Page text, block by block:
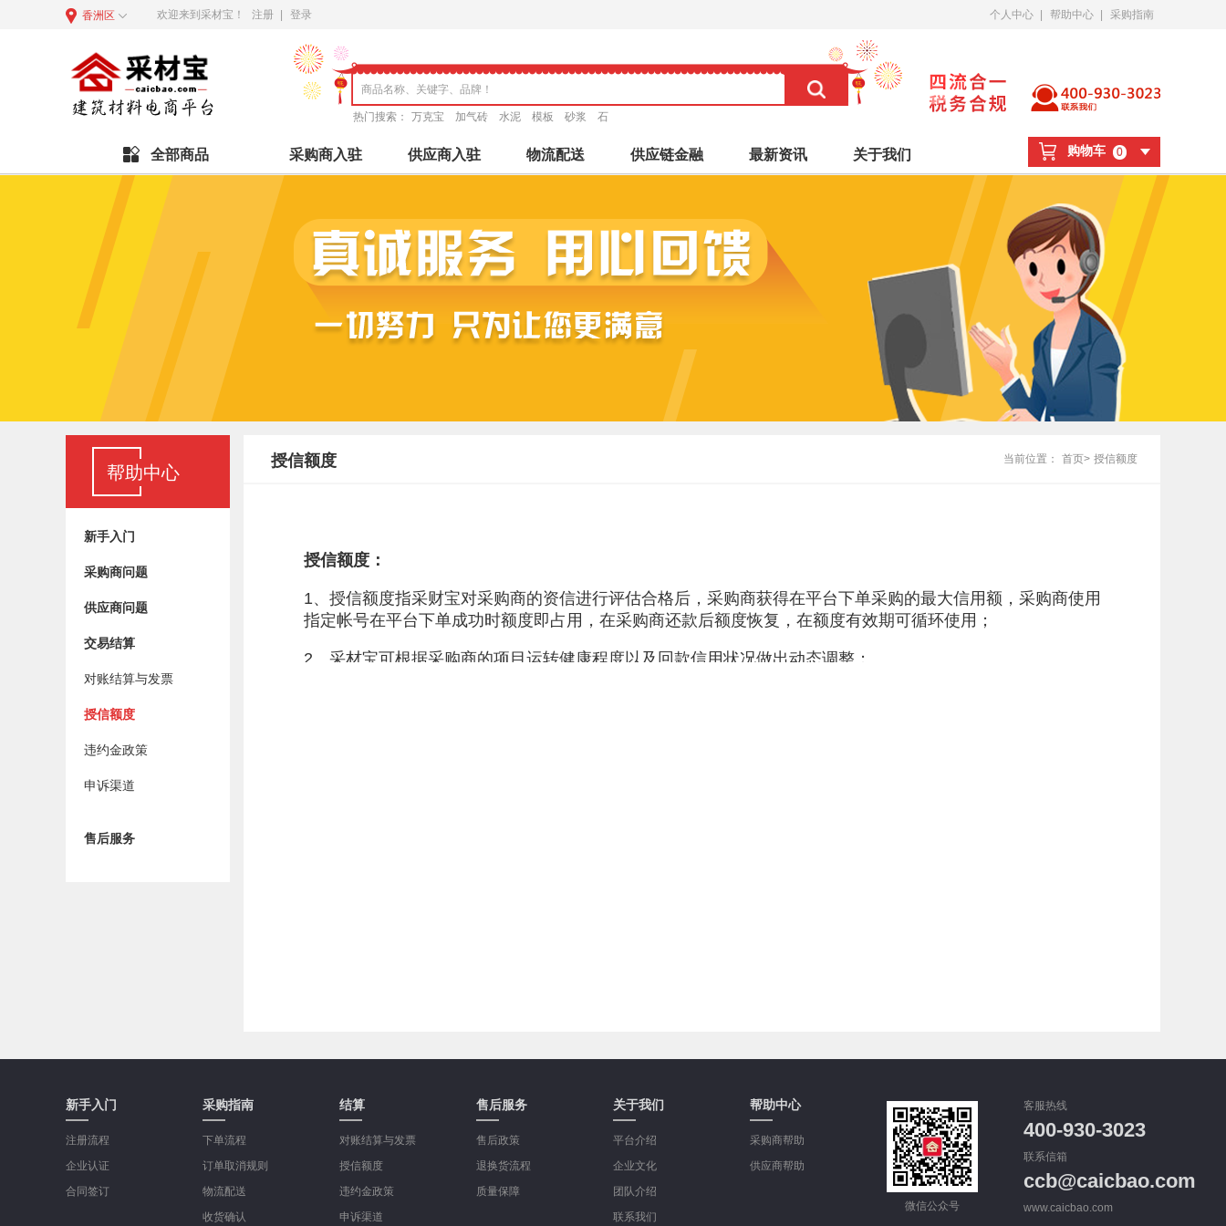
香洲区 欢迎来到采材宝！ 注册 登录 个人中心 帮助中心 采购指南
热门搜索： 万克宝 加气砖 水泥 模板 砂浆 石
全部商品 采购商入驻 供应商入驻 物流配送 供应链金融 最新资讯 关于我们 购物车 0
帮助中心
新手入门
采购商问题
供应商问题
交易结算
对账结算与发票
授信额度
违约金政策
申诉渠道
售后服务
授信额度 当前位置： 首页> 授信额度
新手入门
注册流程
企业认证
合同签订
采购指南
下单流程
订单取消规则
物流配送
收货确认
结算
对账结算与发票
授信额度
违约金政策
申诉渠道
售后服务
售后政策
退换货流程
质量保障
关于我们
平台介绍
企业文化
团队介绍
联系我们
帮助中心
采购商帮助
供应商帮助
微信公众号
客服热线
400-930-3023
联系信箱
ccb@caicbao.com
www.caicbao.com